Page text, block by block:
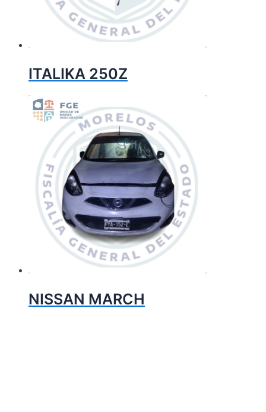
ITALIKA 250Z
NISSAN MARCH